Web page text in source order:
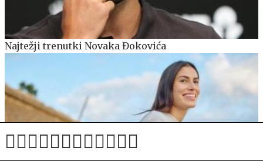
Najtežji trenutki Novaka Đokovića